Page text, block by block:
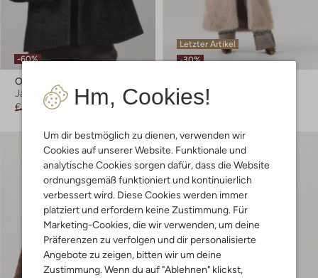
Hm, Cookies!
Um dir bestmöglich zu dienen, verwenden wir
Cookies auf unserer Website. Funktionale und
analytische Cookies sorgen dafür, dass die Website
ordnungsgemäß funktioniert und kontinuierlich
verbessert wird. Diese Cookies werden immer
platziert und erfordern keine Zustimmung. Für
Marketing-Cookies, die wir verwenden, um deine
Präferenzen zu verfolgen und dir personalisierte
Angebote zu zeigen, bitten wir um deine
Zustimmung. Wenn du auf "Ablehnen" klickst,
-60%
Object
Jack
€ 99,95 € 39,99
Letzter Artikel
-30%
Fake-Fur-Jacke
€ 149,99